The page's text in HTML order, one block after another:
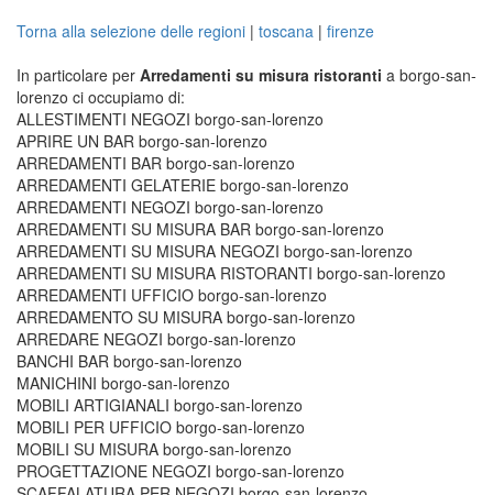
Torna alla selezione delle regioni | toscana | firenze
In particolare per Arredamenti su misura ristoranti a borgo-san-
lorenzo ci occupiamo di:
ALLESTIMENTI NEGOZI borgo-san-lorenzo
APRIRE UN BAR borgo-san-lorenzo
ARREDAMENTI BAR borgo-san-lorenzo
ARREDAMENTI GELATERIE borgo-san-lorenzo
ARREDAMENTI NEGOZI borgo-san-lorenzo
ARREDAMENTI SU MISURA BAR borgo-san-lorenzo
ARREDAMENTI SU MISURA NEGOZI borgo-san-lorenzo
ARREDAMENTI SU MISURA RISTORANTI borgo-san-lorenzo
ARREDAMENTI UFFICIO borgo-san-lorenzo
ARREDAMENTO SU MISURA borgo-san-lorenzo
ARREDARE NEGOZI borgo-san-lorenzo
BANCHI BAR borgo-san-lorenzo
MANICHINI borgo-san-lorenzo
MOBILI ARTIGIANALI borgo-san-lorenzo
MOBILI PER UFFICIO borgo-san-lorenzo
MOBILI SU MISURA borgo-san-lorenzo
PROGETTAZIONE NEGOZI borgo-san-lorenzo